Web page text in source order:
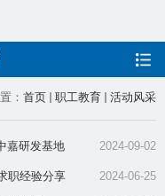
： 首页 职工教育 活动风采
嘉研发基地 2024-09-02
职经验分享 2024-06-25